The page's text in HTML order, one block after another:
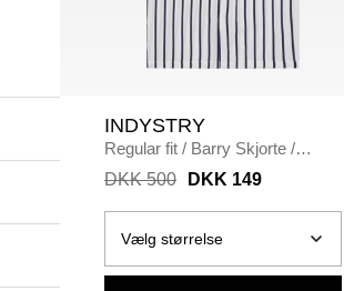
INDYSTRY
Regular fit / Barry Skjorte /
HVID/NAVY
DKK 500 DKK 149